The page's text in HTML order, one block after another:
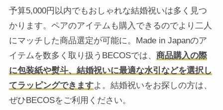
予算5,000円以内でもおしゃれな結婚祝いは多く見つ
かります。ペアのアイテムも購入できるのでより二人
にマッチした商品選定が可能に。Made in Japanのア
イテムを数多く取り扱うBECOSでは、 商品購入の際
に包装紙や熨斗、結婚祝いに最適な水引などを選択し
てラッピングできますよ。結婚祝いをお探しの方は、
ぜひBECOSをご利用ください。